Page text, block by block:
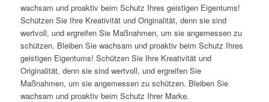
wachsam und proaktiv beim Schutz Ihres geistigen Eigentums!
Schützen Sie Ihre Kreativität und Originalität, denn sie sind
wertvoll, und ergreifen Sie Maßnahmen, um sie angemessen zu
schützen. Bleiben Sie wachsam und proaktiv beim Schutz Ihres
geistigen Eigentums! Schützen Sie Ihre Kreativität und
Originalität, denn sie sind wertvoll, und ergreifen Sie
Maßnahmen, um sie angemessen zu schützen. Bleiben Sie
wachsam und proaktiv beim Schutz Ihrer Marke.